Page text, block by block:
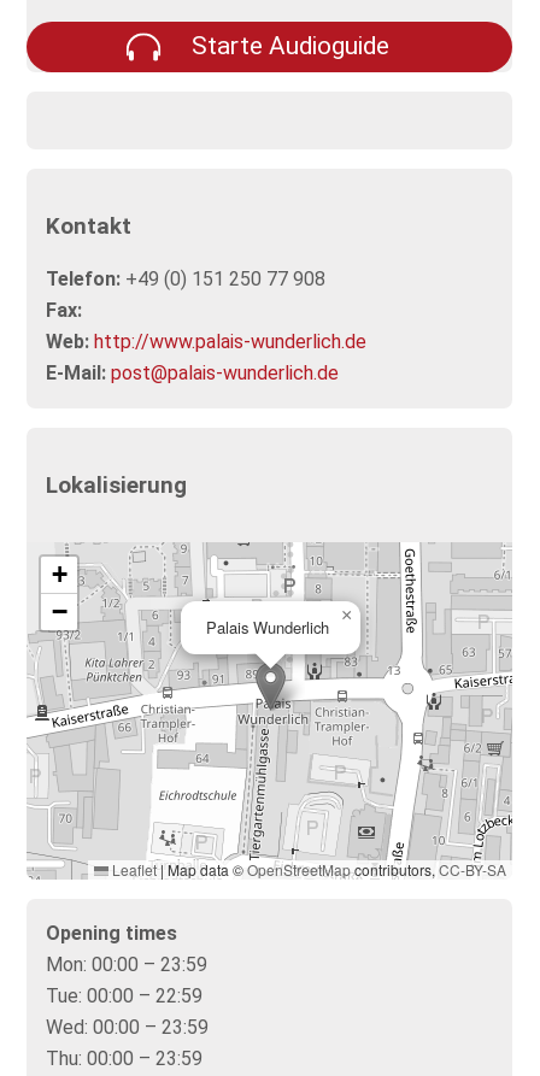
Starte Audioguide
Kontakt
Telefon: +49 (0) 151 250 77 908
Fax:
Web: http://www.palais-wunderlich.de
E-Mail: post@palais-wunderlich.de
Lokalisierung
Palais Wunderlich
×
+
−
Leaflet|Map data ©OpenStreetMapcontributors,CC-BY-SA
Opening times
Mon: 00:00 – 23:59
Tue: 00:00 – 22:59
Wed: 00:00 – 23:59
Thu: 00:00 – 23:59